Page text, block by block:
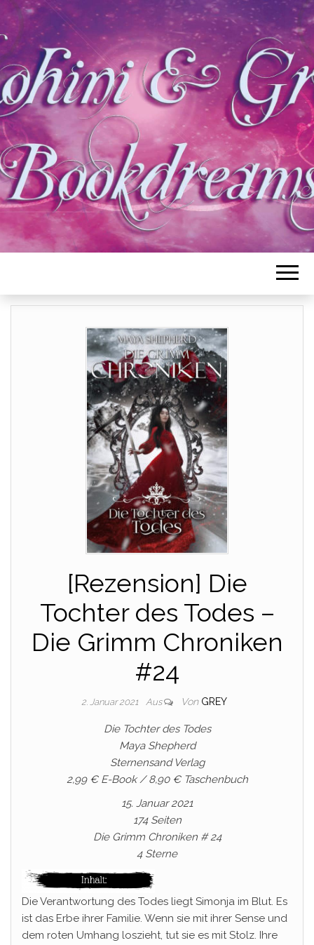
[Rezension] Die
Tochter des Todes –
Die Grimm Chroniken
#24
2. Januar 2021 Aus Von GREY
Die Tochter des Todes
Maya Shepherd
Sternensand Verlag
2,99 € E-Book / 8,90 € Taschenbuch
15. Januar 2021
174 Seiten
Die Grimm Chroniken # 24
4 Sterne
Die Verantwortung des Todes liegt Simonja im Blut. Es
ist das Erbe ihrer Familie. Wenn sie mit ihrer Sense und
dem roten Umhang loszieht, tut sie es mit Stolz. Ihre